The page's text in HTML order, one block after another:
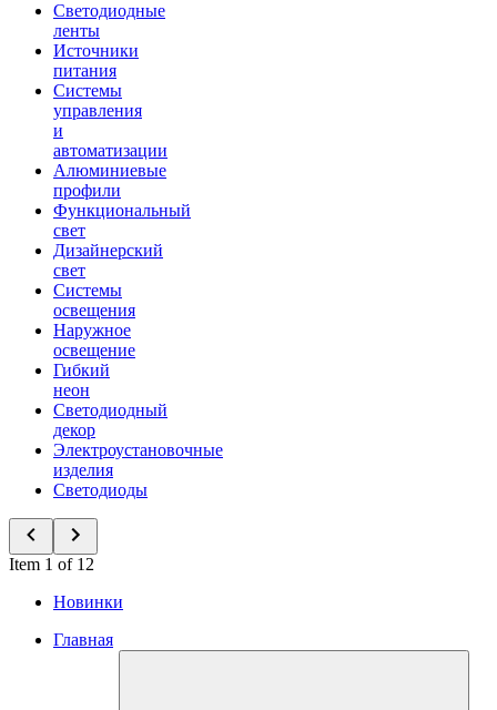
Светодиодные
ленты
Источники
питания
Системы
управления
и
автоматизации
Алюминиевые
профили
Функциональный
свет
Дизайнерский
свет
Системы
освещения
Наружное
освещение
Гибкий
неон
Светодиодный
декор
Электроустановочные
изделия
Светодиоды
Item 1 of 12
Новинки
Главная